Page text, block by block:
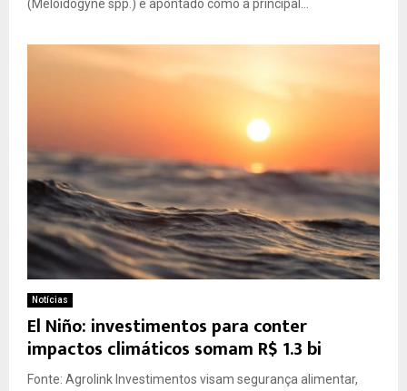
(Meloidogyne spp.) é apontado como a principal...
Notícias
El Niño: investimentos para conter
impactos climáticos somam R$ 1.3 bi
Fonte: Agrolink Investimentos visam segurança alimentar,